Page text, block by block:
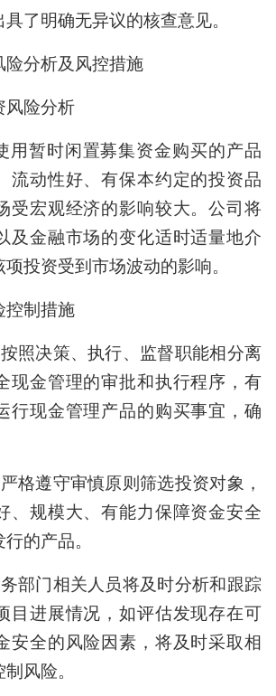
了明确无异议的核查意见。
险分析及风控措施
风险分析
用暂时闲置募集资金购买的产品
流动性好、有保本约定的投资品
受宏观经济的影响较大。公司将
及金融市场的变化适时适量地介
投资受到市场波动的影响。
控制措施
照决策、执行、监督职能相分离
现金管理的审批和执行程序，有
行现金管理产品的购买事宜，确
格遵守审慎原则筛选投资对象，
、规模大、有能力保障资金安全
的产品。
部门相关人员将及时分析和跟踪
目进展情况，如评估发现存在可
安全的风险因素，将及时采取相
风险。